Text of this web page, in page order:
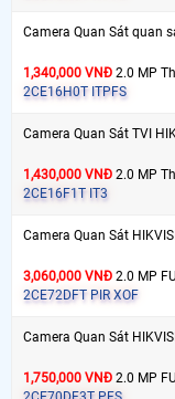
Camera Quan Sát quan
1,340,000 VNĐ 2.0 MP
2CE16H0T ITPFS
Camera Quan Sát TVI
1,430,000 VNĐ 2.0 MP
2CE16F1T IT3
Camera Quan Sát
3,060,000 VNĐ 2.0 MP
2CE72DFT PIR XOF
Camera Quan Sát
1,750,000 VNĐ 2.0 MP